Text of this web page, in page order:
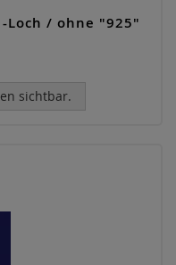
Loch / ohne "925"
sichtbar.